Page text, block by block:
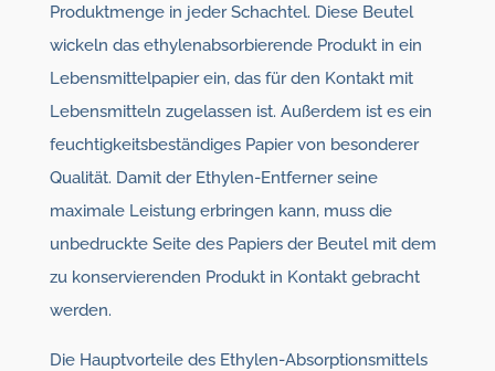
Produktmenge in jeder Schachtel. Diese Beutel
wickeln das ethylenabsorbierende Produkt in ein
Lebensmittelpapier ein, das für den Kontakt mit
Lebensmitteln zugelassen ist. Außerdem ist es ein
feuchtigkeitsbeständiges Papier von besonderer
Qualität. Damit der Ethylen-Entferner seine
maximale Leistung erbringen kann, muss die
unbedruckte Seite des Papiers der Beutel mit dem
zu konservierenden Produkt in Kontakt gebracht
werden.
Die Hauptvorteile des Ethylen-Absorptionsmittels